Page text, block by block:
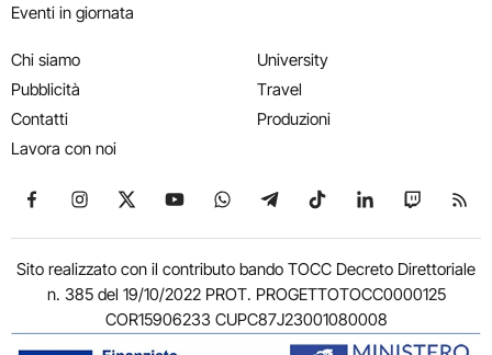
Eventi in giornata
Chi siamo
Pubblicità
Contatti
Lavora con noi
University
Travel
Produzioni
Seguici su Facebook
Seguici su Instagram
Seguici su X
Seguici su YouTube
Seguici su WhatsApp
Seguici su Telegram
Seguici su TikTok
Seguici su
Seguici
Sito realizzato con il contributo bando TOCC Decreto Direttoriale
n. 385 del 19/10/2022 PROT. PROGETTOTOCC0000125
COR15906233 CUPC87J23001080008